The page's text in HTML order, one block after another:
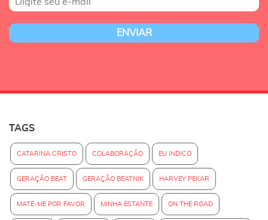
TAGS
CATARINA CRISTO COLABORAÇÃO EU INDICO
GERAÇÃO BEAT GERAÇÃO BEATNIK HARVEY PEKAR
MATE-ME POR FAVOR MINHA ESTANTE ON THE ROAD